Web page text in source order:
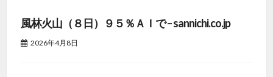
風林火山（８日）９５％ＡＩで – sannichi.co.jp
2026年4月8日